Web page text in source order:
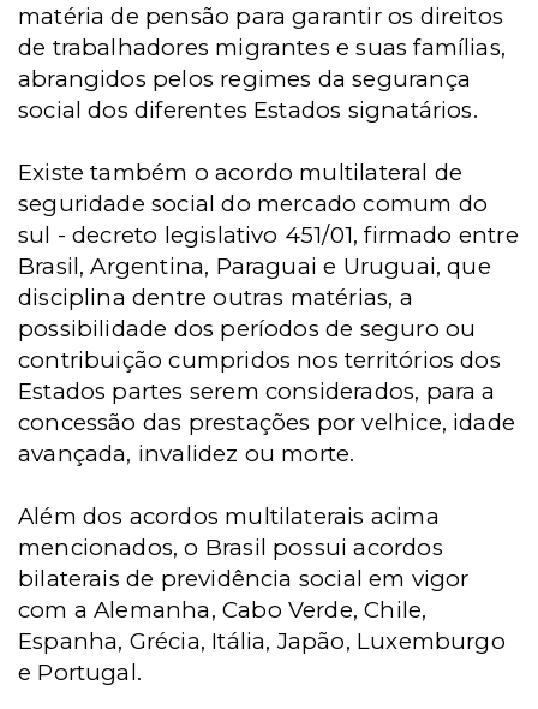
matéria de pensão para garantir os direitos
de trabalhadores migrantes e suas famílias,
abrangidos pelos regimes da segurança
social dos diferentes Estados signatários.
Existe também o acordo multilateral de
seguridade social do mercado comum do
sul - decreto legislativo 451/01, firmado entre
Brasil, Argentina, Paraguai e Uruguai, que
disciplina dentre outras matérias, a
possibilidade dos períodos de seguro ou
contribuição cumpridos nos territórios dos
Estados partes serem considerados, para a
concessão das prestações por velhice, idade
avançada, invalidez ou morte.
Além dos acordos multilaterais acima
mencionados, o Brasil possui acordos
bilaterais de previdência social em vigor
com a Alemanha, Cabo Verde, Chile,
Espanha, Grécia, Itália, Japão, Luxemburgo
e Portugal.